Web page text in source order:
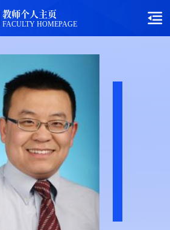
教师个人主页
FACULTY HOMEPAGE